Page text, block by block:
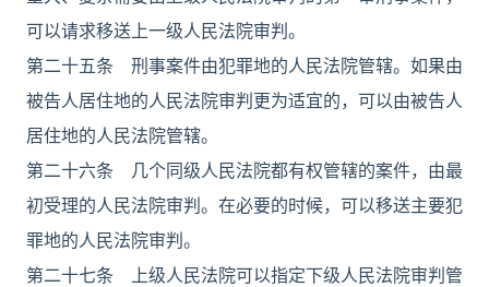
可以请求移送上一级人民法院审判。
第二十五条 刑事案件由犯罪地的人民法院管辖。如果由
被告人居住地的人民法院审判更为适宜的，可以由被告人
居住地的人民法院管辖。
第二十六条 几个同级人民法院都有权管辖的案件，由最
初受理的人民法院审判。在必要的时候，可以移送主要犯
罪地的人民法院审判。
第二十七条 上级人民法院可以指定下级人民法院审判管